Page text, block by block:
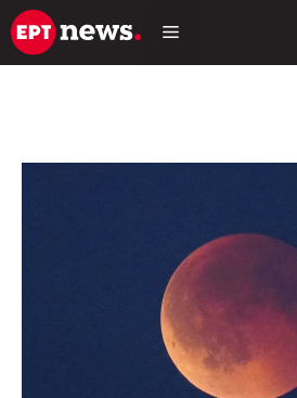
Μετάβαση
σε